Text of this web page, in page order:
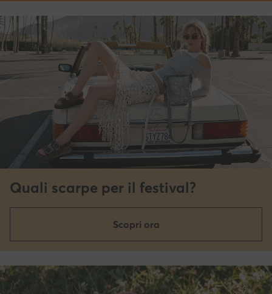
Quali scarpe per il festival?
Scopri ora